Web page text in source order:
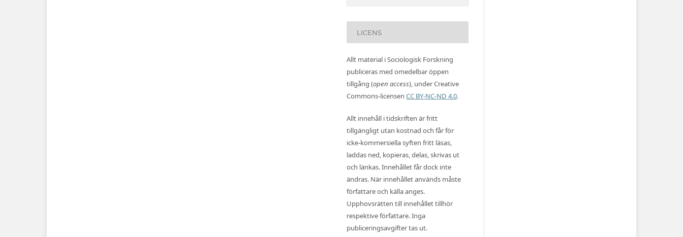
LICENS
Allt material i Sociologisk Forskning
publiceras med omedelbar öppen
tillgång (open access), under Creative
Commons-licensen CC BY-NC-ND 4.0.
Allt innehåll i tidskriften är fritt
tillgängligt utan kostnad och får för
icke-kommersiella syften fritt läsas,
laddas ned, kopieras, delas, skrivas ut
och länkas. Innehållet får dock inte
ändras. När innehållet används måste
författare och källa anges.
Upphovsrätten till innehållet tillhör
respektive författare. Inga
publiceringsavgifter tas ut.